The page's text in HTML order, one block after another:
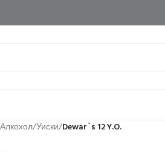
Алкохол/Уиски/Dewar`s 12 Y.O.